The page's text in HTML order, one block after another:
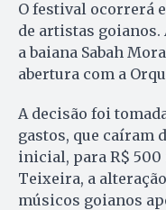
O festival ocorrerá
de artistas goianos.
a baiana Sabah
abertura com a
A decisão foi
gastos, que caíram
inicial, para R$ 500
Teixeira, a
músicos goianos